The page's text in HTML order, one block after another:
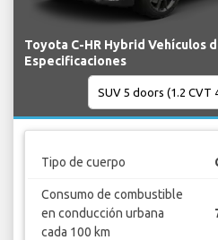
Toyota C-HR Hybrid Vehículos
Especificaciones
Tipo de cuerpo
Consumo de combustible
en conducción urbana
cada 100 km